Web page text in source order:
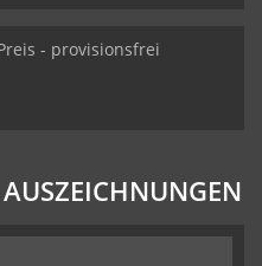
- provisionsfrei